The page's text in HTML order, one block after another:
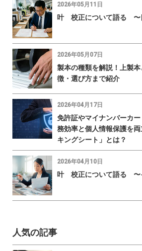
2026年05月11日
叶 校正について語る 〜
2026年05月07日
製本の種類を解説！上製
徴・選び方まで紹介
2026年04月17日
免許証やマイナンバーカ
務効率と個人情報保護を
キングシート」とは？
2026年04月10日
叶 校正について語る 〜
人気の記事